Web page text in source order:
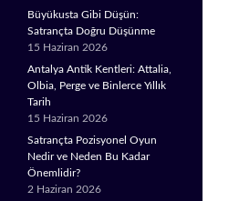
Büyükusta Gibi Düşün:
Satrançta Doğru Düşünme
15 Haziran 2026
Antalya Antik Kentleri: Attalia,
Olbia, Perge ve Binlerce Yıllık
Tarih
15 Haziran 2026
Satrançta Pozisyonel Oyun
Nedir ve Neden Bu Kadar
Önemlidir?
2 Haziran 2026